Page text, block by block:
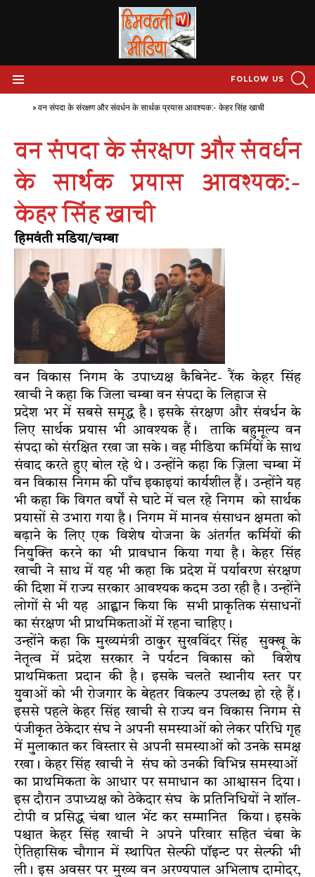
FOLLOW US
» वन संपदा के संरक्षण और संवर्धन के सार्थक प्रयास आवश्यक:- केहर सिंह खाची
वन संपदा के संरक्षण और संवर्धन
के सार्थक प्रयास आवश्यक:-
केहर सिंह खाची
हिमवंती मडिया/चम्बा
वन विकास निगम के उपाध्यक्ष कैबिनेट- रैंक केहर सिंह
खाची ने कहा कि जिला चम्बा वन संपदा के लिहाज से
प्रदेश भर में सबसे समृद्ध है। इसके संरक्षण और संवर्धन के
लिए सार्थक प्रयास भी आवश्यक हैं। ताकि बहुमूल्य वन
संपदा को संरक्षित रखा जा सके। वह मीडिया कर्मियों के साथ
संवाद करते हुए बोल रहे थे। उन्होंने कहा कि ज़िला चम्बा में
वन विकास निगम की पाँच इकाइयां कार्यशील हैं। उन्होंने यह
भी कहा कि विगत वर्षों से घाटे में चल रहे निगम को सार्थक
प्रयासों से उभारा गया है। निगम में मानव संसाधन क्षमता को
बढ़ाने के लिए एक विशेष योजना के अंतर्गत कर्मियों की
नियुक्ति करने का भी प्रावधान किया गया है। केहर सिंह
खाची ने साथ में यह भी कहा कि प्रदेश में पर्यावरण संरक्षण
की दिशा में राज्य सरकार आवश्यक कदम उठा रही है। उन्होंने
लोगों से भी यह आह्वान किया कि सभी प्राकृतिक संसाधनों
का संरक्षण भी प्राथमिकताओं में रहना चाहिए।
उन्होंने कहा कि मुख्यमंत्री ठाकुर सुखविंदर सिंह सुक्खू के
नेतृत्व में प्रदेश सरकार ने पर्यटन विकास को विशेष
प्राथमिकता प्रदान की है। इसके चलते स्थानीय स्तर पर
युवाओं को भी रोजगार के बेहतर विकल्प उपलब्ध हो रहे हैं।
इससे पहले केहर सिंह खाची से राज्य वन विकास निगम से
पंजीकृत ठेकेदार संघ ने अपनी समस्याओं को लेकर परिधि गृह
में मुलाकात कर विस्तार से अपनी समस्याओं को उनके समक्ष
रखा। केहर सिंह खाची ने संघ को उनकी विभिन्न समस्याओं
का प्राथमिकता के आधार पर समाधान का आश्वासन दिया।
इस दौरान उपाध्यक्ष को ठेकेदार संघ के प्रतिनिधियों ने शॉल-
टोपी व प्रसिद्ध चंबा थाल भेंट कर सम्मानित किया। इसके
पश्चात केहर सिंह खाची ने अपने परिवार सहित चंबा के
ऐतिहासिक चौगान में स्थापित सेल्फी पॉइन्ट पर सेल्फी भी
ली। इस अवसर पर मुख्य वन अरण्यपाल अभिलाष दामोदर,